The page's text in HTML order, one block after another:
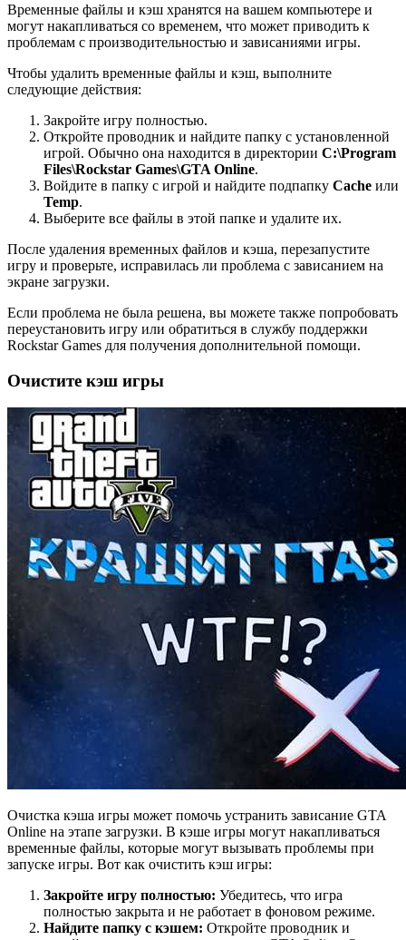
Временные файлы и кэш хранятся на вашем компьютере и
могут накапливаться со временем, что может приводить к
проблемам с производительностью и зависаниями игры.
Чтобы удалить временные файлы и кэш, выполните
следующие действия:
Закройте игру полностью.
Откройте проводник и найдите папку с установленной
игрой. Обычно она находится в директории C:\Program
Files\Rockstar Games\GTA Online.
Войдите в папку с игрой и найдите подпапку Cache или
Temp.
Выберите все файлы в этой папке и удалите их.
После удаления временных файлов и кэша, перезапустите
игру и проверьте, исправилась ли проблема с зависанием на
экране загрузки.
Если проблема не была решена, вы можете также попробовать
переустановить игру или обратиться в службу поддержки
Rockstar Games для получения дополнительной помощи.
Очистите кэш игры
Очистка кэша игры может помочь устранить зависание GTA
Online на этапе загрузки. В кэше игры могут накапливаться
временные файлы, которые могут вызывать проблемы при
запуске игры. Вот как очистить кэш игры:
Закройте игру полностью: Убедитесь, что игра
полностью закрыта и не работает в фоновом режиме.
Найдите папку с кэшем: Откройте проводник и